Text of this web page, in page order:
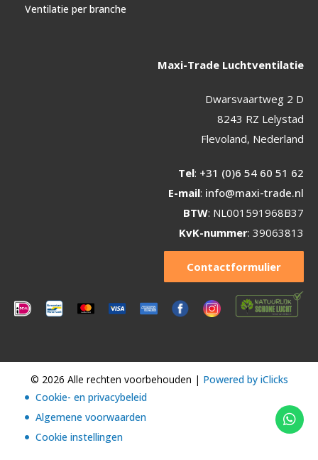
Ventilatie per branche
Maxi-Trade Luchtventilatie
Dwarsvaartweg 2 D
8243 RZ Lelystad
Flevoland, Nederland
Tel: +31 (0)6 54 60 51 62
E-mail: info@maxi-trade.nl
BTW: NL001591968B37
KvK-nummer: 39063813
Contactformulier
© 2026 Alle rechten voorbehouden | Powered by iClicks
Cookie- en privacybeleid
Algemene voorwaarden
Cookie instellingen